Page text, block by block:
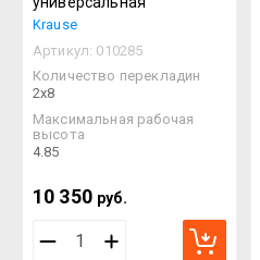
Krause
Артикул: 010285
Количество перекладин
2х8
Максимальная рабочая
высота
4.85
10 350 руб.